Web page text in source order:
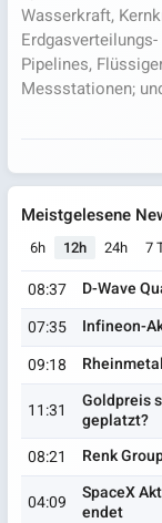
Wasserkraft,
Pipelines,
Messstationen;
Meistgelesene
6h 12h 24h 7
08:37
D-Wave
07:35
Infineon-
09:18
11:31
Goldpreis
geplatzt?
08:21
Renk
04:09
SpaceX
endet